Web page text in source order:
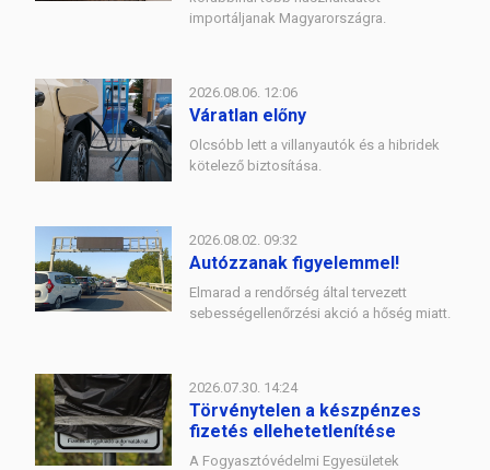
importáljanak Magyarországra.
2026.08.06. 12:06
Váratlan előny
Olcsóbb lett a villanyautók és a hibridek
kötelező biztosítása.
2026.08.02. 09:32
Autózzanak figyelemmel!
Elmarad a rendőrség által tervezett
sebességellenőrzési akció a hőség miatt.
2026.07.30. 14:24
Törvénytelen a készpénzes
fizetés ellehetetlenítése
A Fogyasztóvédelmi Egyesületek